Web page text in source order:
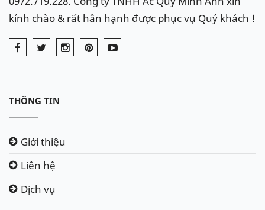
kính chào & rất hân hạnh được phục vụ Quý khách !
THÔNG TIN
Giới thiệu
Liên hệ
Dịch vụ